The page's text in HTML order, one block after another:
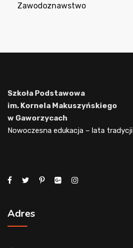
Zawodoznawstwo
Szkoła Podstawowa
im. Kornela Makuszyńskiego
w Gaworzycach
Nowoczesna edukacja – lata tradycji
Adres